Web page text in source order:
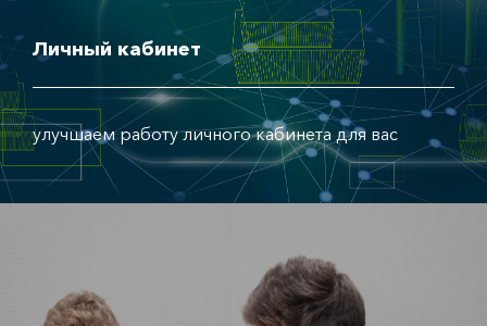
Личный кабинет
улучшаем работу личного кабинета для вас